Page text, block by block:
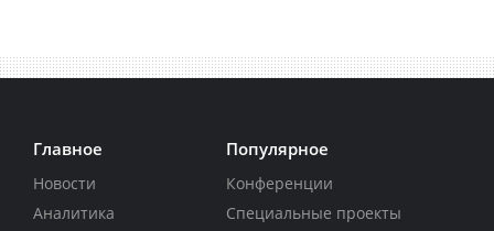
Главное
Новости
Аналитика
Популярное
Конференции
Специальные проекты